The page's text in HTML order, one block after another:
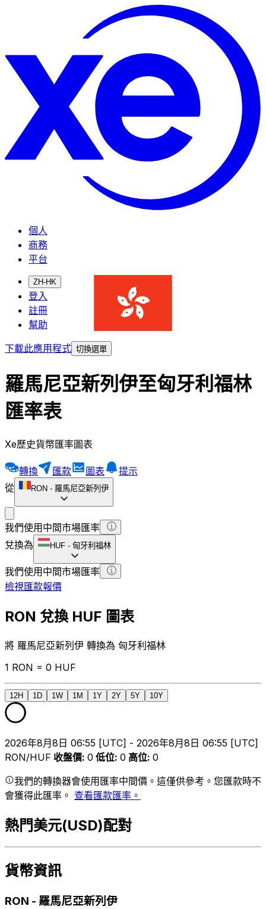
個人
商務
平台
ZH-HK
登入
註冊
幫助
下載此應用程式 切換選單
羅馬尼亞新列伊至匈牙利福林
匯率表
Xe歷史貨幣匯率圖表
轉換 匯款 圖表
提示
從
RON - 羅馬尼亞新列伊
我們使用中間市場匯率
兌換為
HUF - 匈牙利福林
我們使用中間市場匯率
檢視匯款報價
RON 兌換 HUF 圖表
將 羅馬尼亞新列伊 轉換為 匈牙利福林
1 RON = 0 HUF
12H 1D 1W 1M 1Y 2Y 5Y 10Y
2026年8月8日 06:55 [UTC] - 2026年8月8日 06:55 [UTC]
RON/HUF 收盤價: 0 低位: 0 高位: 0
我們的轉換器會使用匯率中間價。這僅供參考。您匯款時不
會獲得此匯率。 查看匯款匯率。
熱門美元(USD)配對
貨幣資訊
RON - 羅馬尼亞新列伊